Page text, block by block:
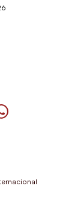
en una
abre en una
(se abre en
(se abre
Telegram (se
de
Cuenta de